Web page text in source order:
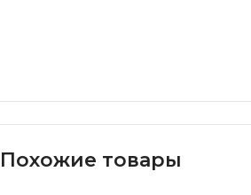
Похожие товары